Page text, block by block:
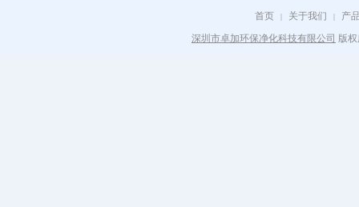
首页 | 关于我们 |
产
深圳市卓加环保净化科技有限公司 版